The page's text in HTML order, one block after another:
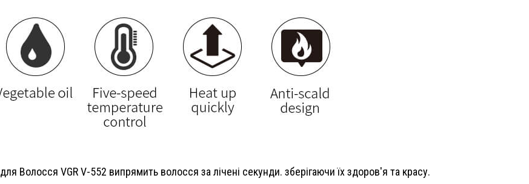
Волосся VGR V-552 випрямить волосся за лічені секунди. зберігаючи їх здоров'я та красу.